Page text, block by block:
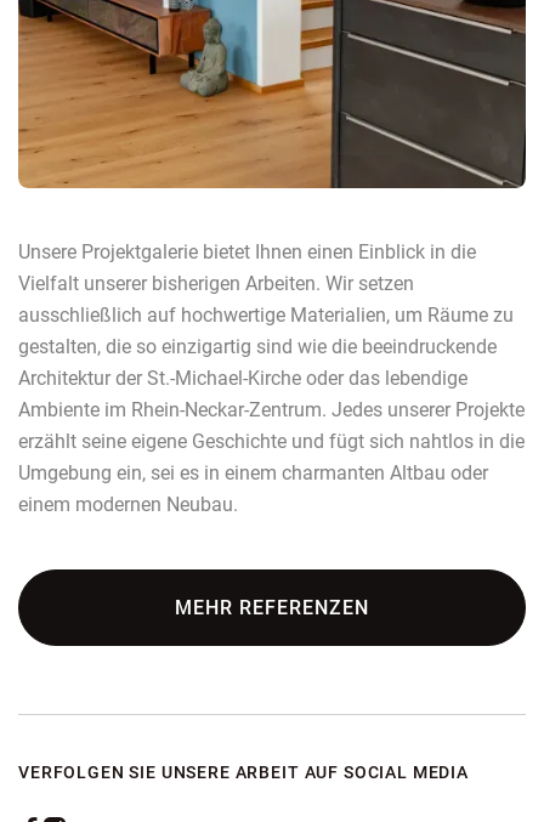
Unsere Projektgalerie bietet Ihnen einen Einblick in die
Vielfalt unserer bisherigen Arbeiten. Wir setzen
ausschließlich auf hochwertige Materialien, um Räume zu
gestalten, die so einzigartig sind wie die beeindruckende
Architektur der St.-Michael-Kirche oder das lebendige
Ambiente im Rhein-Neckar-Zentrum. Jedes unserer Projekte
erzählt seine eigene Geschichte und fügt sich nahtlos in die
Umgebung ein, sei es in einem charmanten Altbau oder
einem modernen Neubau.
MEHR REFERENZEN
VERFOLGEN SIE UNSERE ARBEIT AUF SOCIAL MEDIA